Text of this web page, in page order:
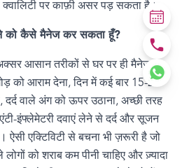
पर काफ़ी असर पड़ सकता है।
को कैसे मैनेज कर सकता हूँ?
आसान तरीकों से घर पर ही मैनेज
को आराम देना,दिन में कई बार 15-20
,दर्द वाले अंग को ऊपर उठाना, अच्छी तरह
इंफ्लेमेटरी दवाएं लेने से दर्द और सूजन
एक्टिविटी से बचना भी ज़रूरी है जो
को शराब कम पीनी चाहिए और ज़्यादा